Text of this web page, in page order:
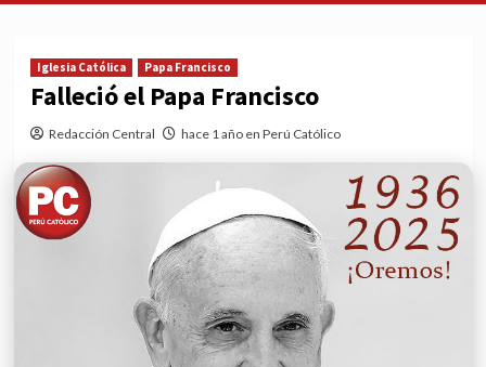
Iglesia Católica Papa Francisco
Falleció el Papa Francisco
Redacción Central hace 1 año en Perú Católico